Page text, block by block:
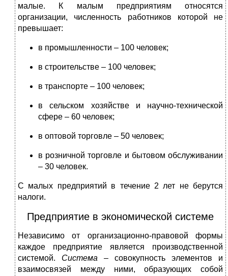
малые. К малым предприятиям относятся
организации, численность работников которой не
превышает:
в промышленности – 100 человек;
в строительстве – 100 человек;
в транспорте – 100 человек;
в сельском хозяйстве и научно-технической
сфере – 60 человек;
в оптовой торговле – 50 человек;
в розничной торговле и бытовом обслуживании
– 30 человек.
С малых предприятий в течение 2 лет не берутся
налоги.
Предприятие в экономической системе
Независимо от организационно-правовой формы
каждое предприятие является производственной
системой. Система – совокупность элементов и
взаимосвязей между ними, образующих собой